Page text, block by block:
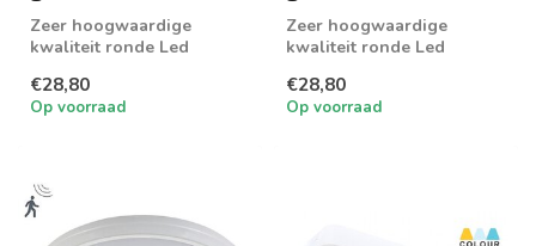
Zeer hoogwaardige
kwaliteit ronde Led
in 3000k warm wi...
€28,80
Op voorraad
Zeer hoogwaardige
kwaliteit ronde Led
in 4000k neutraa...
€28,80
Op voorraad